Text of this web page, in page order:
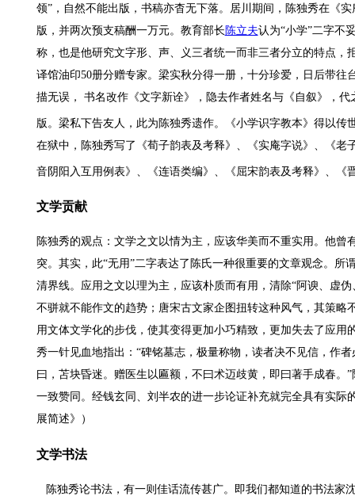
领”，自然不能出版，书稿亦杳无下落。居川期间，陈独秀在《
版，并两次预支稿酬一万元。教育部长 陈立夫认为“小学”二字不
称，也是他研究文字形、声、义三者统一而非三者分立的特点
译馆油印50册分赠专家。梁实秋分得一册，十分珍爱，日后带
描无误， 书名改作《文字新诠》，隐去作者姓名与《自叙》，
版。梁私下告友人，此为陈独秀遗作。《小学识字教本》得以传
在狱中，陈独秀写了《荀子韵表及考释》、《实庵字说》、《老
音阴阳入互用例表》、《连语类编》、《屈宋韵表及考释》、
文学贡献
陈独秀的观点：文学之文以情为主，应该华美而不重实用。他曾
突。其实，此“无用”二字表达了陈氏一种很重要的文章观念。
清界线。应用之文以理为主，应该朴质而有用，清除“阿谀、虚
不骈就不能作文的趋势；唐宋古文家企图扭转这种风气，其策
用文体文学化的步伐，使其变得更加小巧精致，更加失去了应
秀一针见血地指出：“碑铭墓志，极量称物，读者决不见信，作
曰，苫块昏迷。赠医生以匾额，不曰术迈歧黄，即曰著手成春
一致赞同。经钱玄同、刘半农的进一步论证补充就完全具有实际
展简述》）
文学书法
陈独秀论书法，有一则佳话流传甚广。即我们都知道的书法家